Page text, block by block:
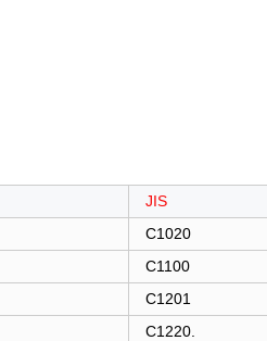
JIS
C1020
C1100
C1201
C1220.